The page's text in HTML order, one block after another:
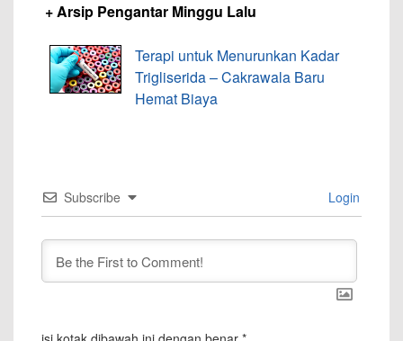
+ Arsip Pengantar Minggu Lalu
Terapi untuk Menurunkan Kadar
Trigliserida – Cakrawala Baru
Hemat Biaya
Subscribe Login